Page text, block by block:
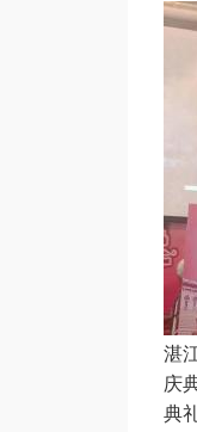
湛
庆
典